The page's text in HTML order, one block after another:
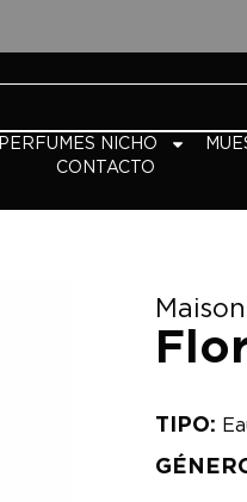
PERFUMES NICHO
CONTACTO
TIPO: